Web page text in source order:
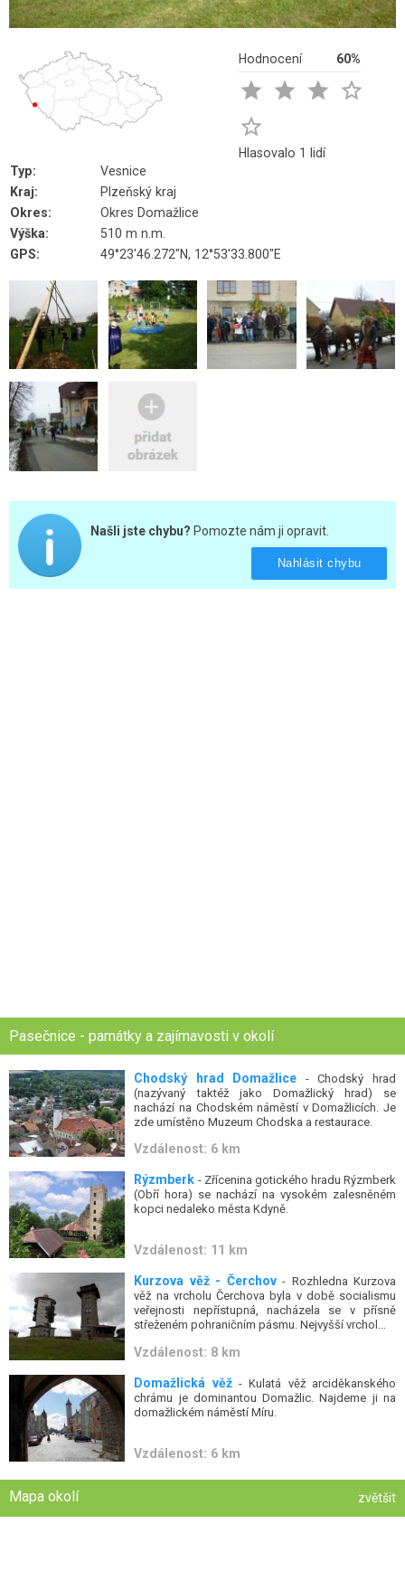
Hodnocení 60%
   

Hlasovalo 1 lidí
Typ:
Vesnice
Kraj:
Plzeňský kraj
Okres:
Okres Domažlice
Výška:
510 m n.m.
GPS:
49°23'46.272"N, 12°53'33.800"E
Našli jste chybu? Pomozte nám ji opravit.
Nahlásit chybu
Pasečnice - památky a zajímavosti v okolí
Chodský hrad Domažlice - Chodský hrad
(nazývaný taktéž jako Domažlický hrad) se
nachází na Chodském náměstí v Domažlicích. Je
zde umístěno Muzeum Chodska a restaurace.
Vzdálenost: 6 km
Rýzmberk - Zřícenina gotického hradu Rýzmberk
(Obří hora) se nachází na vysokém zalesněném
kopci nedaleko města Kdyně.
Vzdálenost: 11 km
Kurzova věž - Čerchov- Rozhledna Kurzova
věž na vrcholu Čerchova byla v době socialismu
veřejnosti nepřístupná, nacházela se v přísně
střeženém pohraničním pásmu. Nejvyšší vrchol...
Vzdálenost: 8 km
Domažlická věž- Kulatá věž arciděkanského
chrámu je dominantou Domažlic. Najdeme ji na
domažlickém náměstí Míru.
Vzdálenost: 6 km
Mapa okolí zvětšit